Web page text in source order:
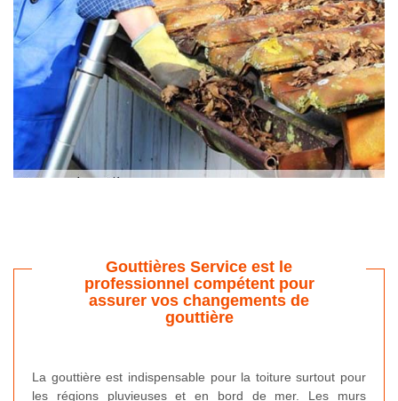
Gouttières Service est le
professionnel compétent pour
assurer vos changements de
gouttière
La gouttière est indispensable pour la toiture surtout pour
les régions pluvieuses et en bord de mer. Les murs